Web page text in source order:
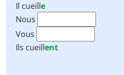
Il cueille
Nous
Vous
Ils cueillent